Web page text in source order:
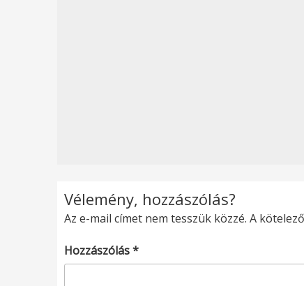
Vélemény, hozzászólás?
Az e-mail címet nem tesszük közzé. A
Hozzászólás*